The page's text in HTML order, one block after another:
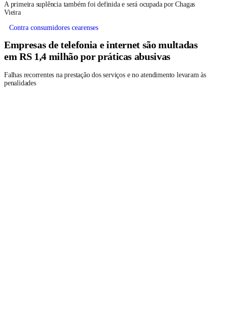
A primeira suplência também foi definida e será ocupada por Chagas
Vieira
Contra consumidores cearenses
Empresas de telefonia e internet são multadas
em RS 1,4 milhão por práticas abusivas
Falhas recorrentes na prestação dos serviços e no atendimento levaram às
penalidades